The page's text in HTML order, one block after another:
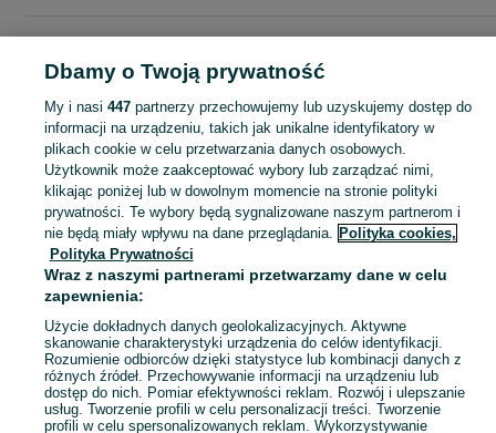
KATEGORIA
Skorzystaj z największego serwisu ogłoszeniowego - Piaseczna Górka i okolice! Kupuj to, czego pragniesz i sprzedawaj to, czego już nie potrzebujesz!
Mapa kategorii
Mapa miejscowości
Mapa ministron
Popularne wyszukiwania
Dbamy o Twoją prywatność
My i nasi 447partnerzy przechowujemy lub uzyskujemy dostęp do
informacji na urządzeniu, takich jak unikalne identyfikatory w
plikach cookie w celu przetwarzania danych osobowych.
Użytkownik może zaakceptować wybory lub zarządzać nimi,
klikając poniżej lub w dowolnym momencie na stronie polityki
prywatności. Te wybory będą sygnalizowane naszym partnerom i
nie będą miały wpływu na dane przeglądania. Polityka cookies,
Polityka Prywatności
Wraz z naszymi partnerami przetwarzamy dane w celu
zapewnienia:
Użycie dokładnych danych geolokalizacyjnych. Aktywne
skanowanie charakterystyki urządzenia do celów identyfikacji.
Rozumienie odbiorców dzięki statystyce lub kombinacji danych z
różnych źródeł. Przechowywanie informacji na urządzeniu lub
dostęp do nich. Pomiar efektywności reklam. Rozwój i ulepszanie
usług. Tworzenie profili w celu personalizacji treści. Tworzenie
profili w celu spersonalizowanych reklam. Wykorzystywanie